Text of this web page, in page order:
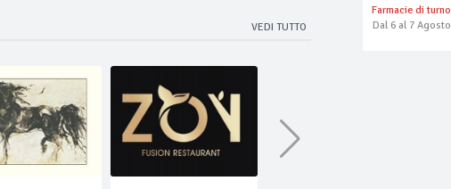
VEDI TUTTO
Farmacie di turno
Dal 6 al 7 Agosto